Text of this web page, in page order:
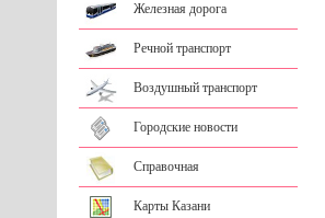
Железная дорога
Речной транспорт
Воздушный транспорт
Городские новости
Справочная
Карты Казани